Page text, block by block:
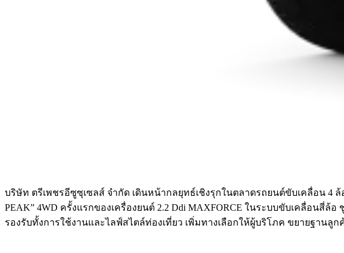
บริษัท ตรีเพชรอีซูซุเซลส์ จำกัด เดินหน้ากลยุทธ์เชิงรุกในตลาดรถยนต์ขับเคลื่อน 4 ล้
PEAK” 4WD ครั้งแรกของเครื่องยนต์ 2.2 Ddi MAXFORCE ในระบบขับเคลื่อน
รองรับทั้งการใช้งานและไลฟ์สไตล์ท่องเที่ยว เพิ่มทางเลือกให้ผู้บริโภค ขยายฐานลู